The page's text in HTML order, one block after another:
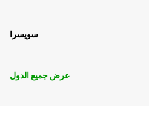
سويسرا
عرض جميع الدول